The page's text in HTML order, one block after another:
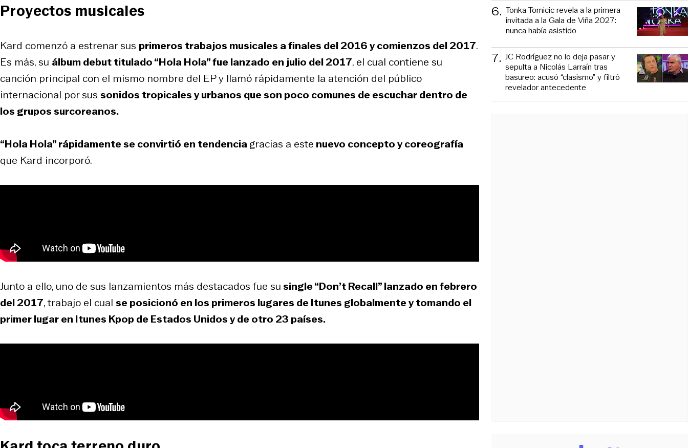
Proyectos musicales
Kard comenzó a estrenar sus primeros trabajos musicales a finales del 2016 y comienzos del 2017.
Es más, su álbum debut titulado “Hola Hola” fue lanzado en julio del 2017, el cual contiene su
canción principal con el mismo nombre del EP y llamó rápidamente la atención del público
internacional por sus sonidos tropicales y urbanos que son poco comunes de escuchar dentro de
los grupos surcoreanos.
“Hola Hola” rápidamente se convirtió en tendenciagracias a este nuevo concepto y coreografía
que Kard incorporó.
Junto a ello, uno de sus lanzamientos más destacados fue susingle “Don’t Recall” lanzado en febrero
del 2017, trabajo el cual se posicionó en los primeros lugares de Itunes globalmente y tomando el
primer lugar en Itunes Kpop de Estados Unidos y de otro 23 países.
6. Tonka Tomicic revela a la primera
invitada a la Gala de Viña 2027:
nunca había asistido
7. JC Rodríguez no lo deja pasar y
sepulta a Nicolás Larraín tras
basureo: acusó “clasismo” y filtró
revelador antecedente